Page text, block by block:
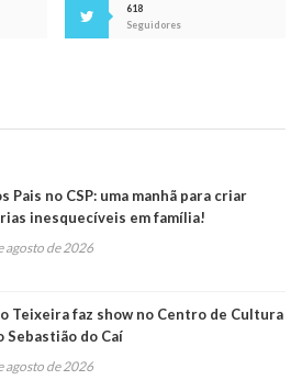
618
Seguidores
Pais no CSP: uma manhã para criar
inesquecíveis em família!
agosto de 2026
Teixeira faz show no Centro de Cultura
Sebastião do Caí
agosto de 2026